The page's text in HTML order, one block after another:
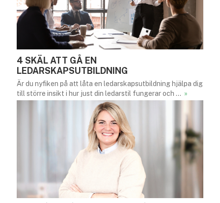
4 SKÄL ATT GÅ EN
LEDARSKAPSUTBILDNING
Är du nyfiken på att låta en ledarskapsutbildning hjälpa dig
till större insikt i hur just din ledarstil fungerar och … »